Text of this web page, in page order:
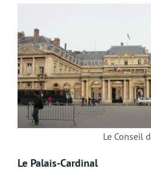
Le Conseil
Le Palais-Cardinal